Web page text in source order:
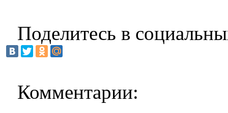
Поделитесь в
Комментарии: